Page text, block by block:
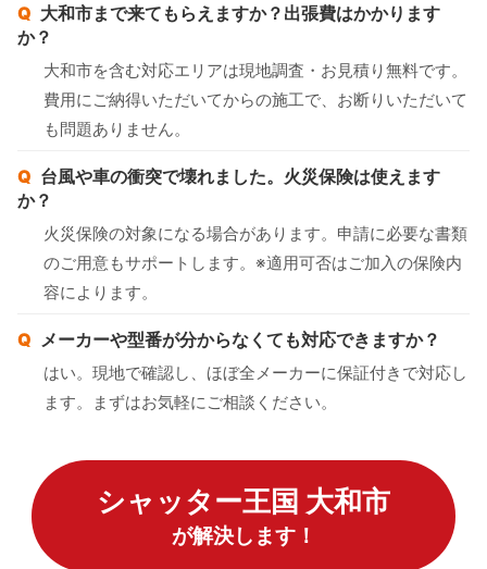
大和市まで来てもらえますか？出張費はかかります
か？
大和市を含む対応エリアは現地調査・お見積り無料です。
費用にご納得いただいてからの施工で、お断りいただいて
も問題ありません。
台風や車の衝突で壊れました。火災保険は使えます
か？
火災保険の対象になる場合があります。申請に必要な書類
のご用意もサポートします。※適用可否はご加入の保険内
容によります。
メーカーや型番が分からなくても対応できますか？
はい。現地で確認し、ほぼ全メーカーに保証付きで対応し
ます。まずはお気軽にご相談ください。
シャッター王国 大和市
が解決します！